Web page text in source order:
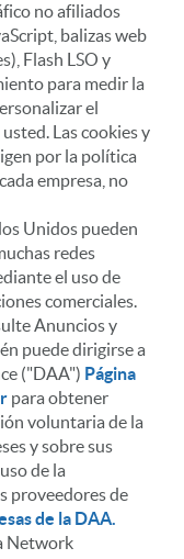
no afiliados
balizas web
Flash LSO y
para medir la
el
Las cookies y
por la política
empresa, no
Unidos pueden
redes
el uso de
comerciales.
Anuncios y
puede dirigirse a
("DAA") Página
para obtener
voluntaria de la
y sobre sus
de la
proveedores de
de la DAA.
Network